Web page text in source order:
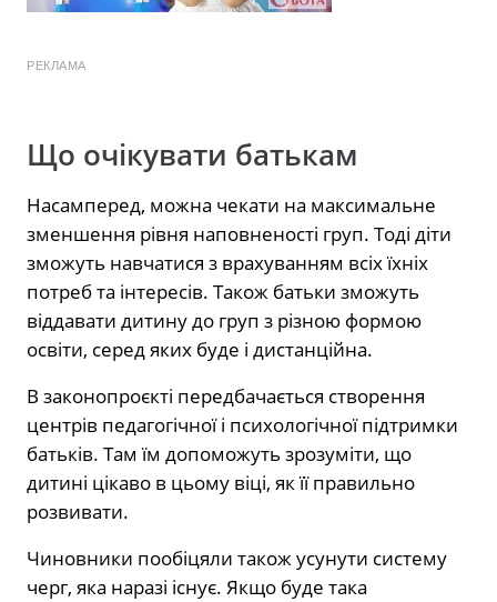
РЕКЛАМА
Що очікувати батькам
Насамперед, можна чекати на максимальне
зменшення рівня наповненості груп. Тоді діти
зможуть навчатися з врахуванням всіх їхніх
потреб та інтересів. Також батьки зможуть
віддавати дитину до груп з різною формою
освіти, серед яких буде і дистанційна.
В законопроєкті передбачається створення
центрів педагогічної і психологічної підтримки
батьків. Там їм допоможуть зрозуміти, що
дитині цікаво в цьому віці, як її правильно
розвивати.
Чиновники пообіцяли також усунути систему
черг, яка наразі існує. Якщо буде така